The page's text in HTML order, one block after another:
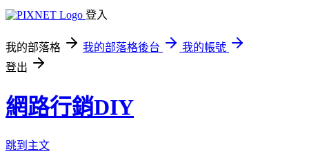
登入
我的部落格 我的部落格後台
我的帳號
登出
網路行銷DIY
跳到主文